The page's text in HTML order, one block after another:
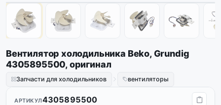
Оригинал 1
Вентилятор холодильника Beko, Grundig
4305895500, оригинал
Запчасти для холодильников вентиляторы
АРТИКУЛ4305895500